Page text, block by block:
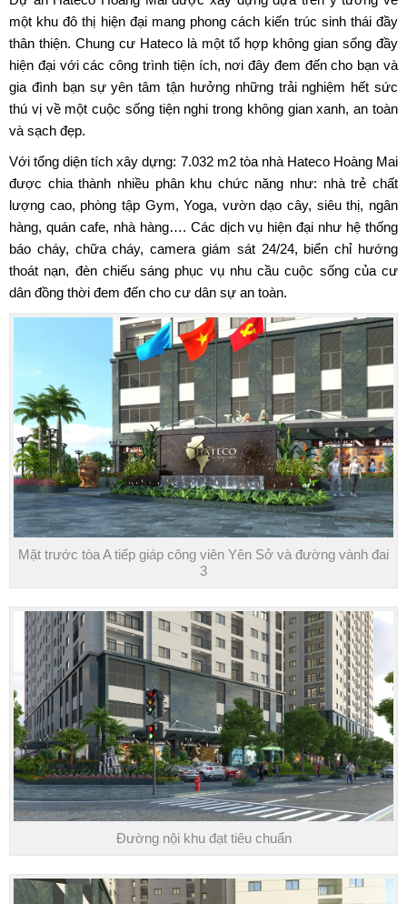
một khu đô thị hiện đại mang phong cách kiến trúc sinh thái đầy
thân thiện. Chung cư Hateco là một tổ hợp không gian sống đầy
hiện đại với các công trình tiện ích, nơi đây đem đến cho bạn và
gia đình bạn sự yên tâm tận hưởng những trải nghiệm hết sức
thú vị về một cuộc sống tiện nghi trong không gian xanh, an toàn
và sạch đẹp.
Với tổng diện tích xây dựng: 7.032 m2 tòa nhà Hateco Hoàng Mai
được chia thành nhiều phân khu chức năng như: nhà trẻ chất
lượng cao, phòng tập Gym, Yoga, vườn dạo cây, siêu thị, ngân
hàng, quán cafe, nhà hàng…. Các dịch vụ hiện đại như hệ thống
báo cháy, chữa cháy, camera giám sát 24/24, biển chỉ hướng
thoát nạn, đèn chiếu sáng phục vụ nhu cầu cuộc sống của cư
dân đồng thời đem đến cho cư dân sự an toàn.
Mặt trước tòa A tiếp giáp công viên Yên Sở và đường vành đai
3
Đường nội khu đạt tiêu chuẩn